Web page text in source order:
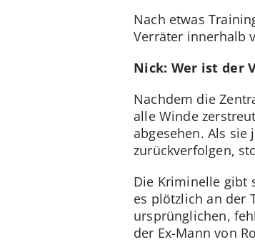
Nach etwas
Verräter innerhalb
Nick: Wer ist der
Nachdem die
alle Winde
abgesehen. Als
zurückverfolgen,
Die Kriminelle gibt
es plötzlich an der
ursprünglichen,
der Ex-Mann von